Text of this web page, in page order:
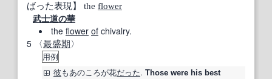
ばった表現】
the flower
武士道の華
the flower of chivalry.
5
〈最盛期 〉
用例
彼もあのころが花だった. Those were his best